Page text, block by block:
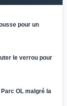
pour un
le verrou pour
OL malgré la